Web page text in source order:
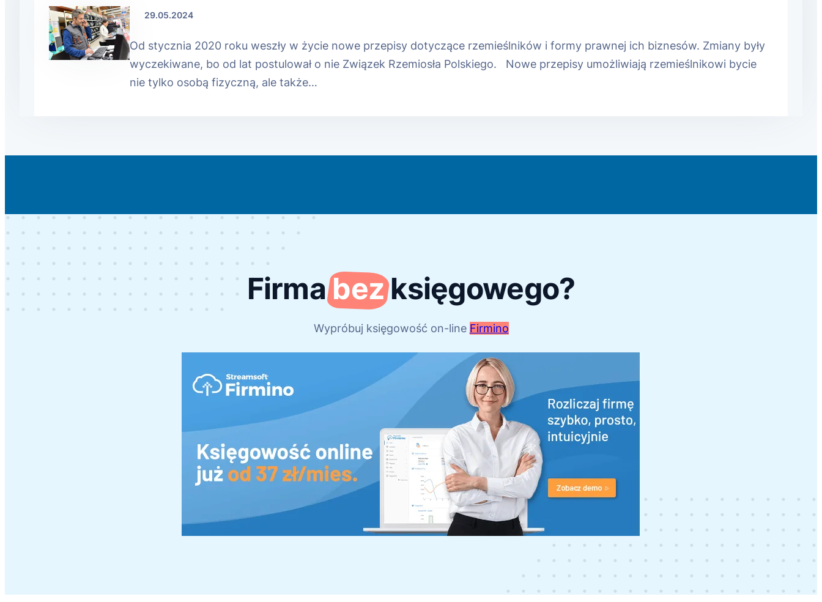
29.05.2024
Od stycznia 2020 roku weszły w życie nowe przepisy dotyczące rzemieślników i formy prawnej ich biznesów. Zmiany były
wyczekiwane, bo od lat postulował o nie Związek Rzemiosła Polskiego. Nowe przepisy umożliwiają rzemieślnikowi bycie
nie tylko osobą fizyczną, ale także…
Firmabezksięgowego?
Wypróbuj księgowość on-line Firmino